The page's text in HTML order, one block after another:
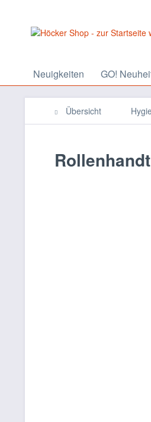
Neuigkeiten GO!
Übersicht